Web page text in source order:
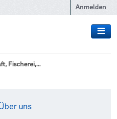
Anmelden
Fischerei,...
uns